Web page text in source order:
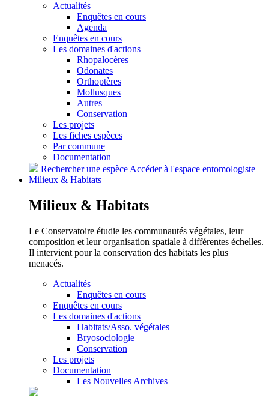
Actualités
Enquêtes en cours
Agenda
Enquêtes en cours
Les domaines d'actions
Rhopalocères
Odonates
Orthoptères
Mollusques
Autres
Conservation
Les projets
Les fiches espèces
Par commune
Documentation
Rechercher une espèce Accéder à l'espace entomologiste
Milieux & Habitats
Milieux & Habitats
Le Conservatoire étudie les communautés végétales, leur
composition et leur organisation spatiale à différentes échelles.
Il intervient pour la conservation des habitats les plus
menacés.
Actualités
Enquêtes en cours
Enquêtes en cours
Les domaines d'actions
Habitats/Asso. végétales
Bryosociologie
Conservation
Les projets
Documentation
Les Nouvelles Archives